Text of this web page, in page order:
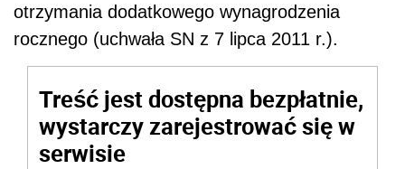
otrzymania dodatkowego wynagrodzenia
rocznego (uchwała SN z 7 lipca 2011 r.).
Treść jest dostępna bezpłatnie,
wystarczy zarejestrować się w
serwisie